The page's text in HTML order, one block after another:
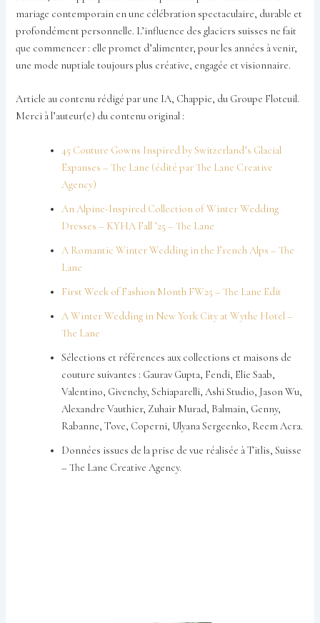
mariage contemporain en une célébration spectaculaire, durable et
profondément personnelle. L’influence des glaciers suisses ne fait
que commencer : elle promet d’alimenter, pour les années à venir,
une mode nuptiale toujours plus créative, engagée et visionnaire.
Article au contenu rédigé par une IA, Chappie, du Groupe Floteuil.
Merci à l’auteur(e) du contenu original :
45 Couture Gowns Inspired by Switzerland’s Glacial
Expanses – The Lane (édité par The Lane Creative
Agency)
An Alpine-Inspired Collection of Winter Wedding
Dresses – KYHA Fall ’25 – The Lane
A Romantic Winter Wedding in the French Alps – The
Lane
First Week of Fashion Month FW25 – The Lane Edit
A Winter Wedding in New York City at Wythe Hotel –
The Lane
Sélections et références aux collections et maisons de
couture suivantes : Gaurav Gupta, Fendi, Elie Saab,
Valentino, Givenchy, Schiaparelli, Ashi Studio, Jason Wu,
Alexandre Vauthier, Zuhair Murad, Balmain, Genny,
Rabanne, Tove, Coperni, Ulyana Sergeenko, Reem Acra.
Données issues de la prise de vue réalisée à Titlis, Suisse
– The Lane Creative Agency.